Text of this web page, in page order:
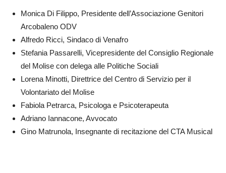
Monica Di Filippo, Presidente dell’Associazione Genitori
Arcobaleno ODV
Alfredo Ricci, Sindaco di Venafro
Stefania Passarelli, Vicepresidente del Consiglio Regionale
del Molise con delega alle Politiche Sociali
Lorena Minotti, Direttrice del Centro di Servizio per il
Volontariato del Molise
Fabiola Petrarca, Psicologa e Psicoterapeuta
Adriano Iannacone, Avvocato
Gino Matrunola, Insegnante di recitazione del CTA Musical